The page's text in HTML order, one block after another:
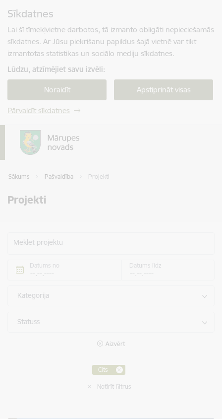
Sīkdatnes
Lai šī tīmekļvietne darbotos, tā izmanto obligāti nepieciešamās
sīkdatnes. Ar Jūsu piekrišanu papildus šajā vietnē var tikt
izmantotas statistikas un sociālo mediju sīkdatnes.
Lūdzu, atzīmējiet savu izvēli:
Noraidīt Apstiprināt visas
Pārvaldīt sīkdatnes
Sākums Pašvaldība Projekti
Projekti
Meklēt projektu
Datums no Datums līdz
Kategorija
Statuss
Aizvērt
Cits
Notīrīt filtrus